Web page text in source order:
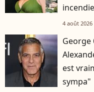
4 août 2026
George
est
sympa"